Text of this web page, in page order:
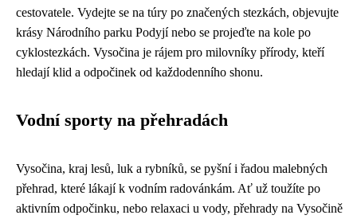
cestovatele. Vydejte se na túry po značených stezkách, objevujte
krásy Národního parku Podyjí nebo se projeďte na kole po
cyklostezkách. Vysočina je rájem pro milovníky přírody, kteří
hledají klid a odpočinek od každodenního shonu.
Vodní sporty na přehradách
Vysočina, kraj lesů, luk a rybníků, se pyšní i řadou malebných
přehrad, které lákají k vodním radovánkám. Ať už toužíte po
aktivním odpočinku, nebo relaxaci u vody, přehrady na Vysočině